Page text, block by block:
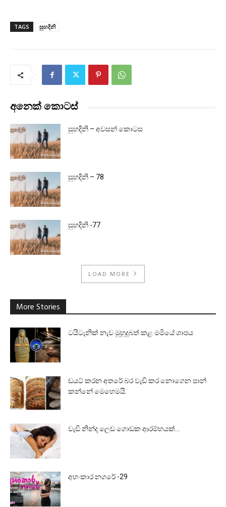
TAGS සුහදිනි
අනෙක් කොටස්
සුහදිනි – අවසන් කොටස
සුහදිනි – 78
සුහදිනි -77
LOAD MORE
More Stories
ටයිටැනික් නැව මුහුදුබත් කළ මමියේ ශාපය
ඩයට් කරන අතරේ බර වැඩි කර නොගෙන පාන්
කන්නේ මෙහෙමයි.
වැඩි නින්ද ලෙඩ ගොඩක ආරම්භයක්…
අහංකාර නගරේ -29